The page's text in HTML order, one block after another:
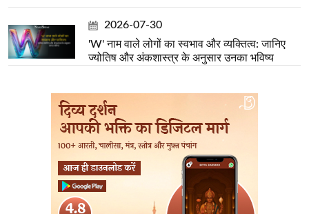
2026-07-30
'W' नाम वाले लोगों का स्वभाव और व्यक्तित्व: जानिए
ज्योतिष और अंकशास्त्र के अनुसार उनका भविष्य